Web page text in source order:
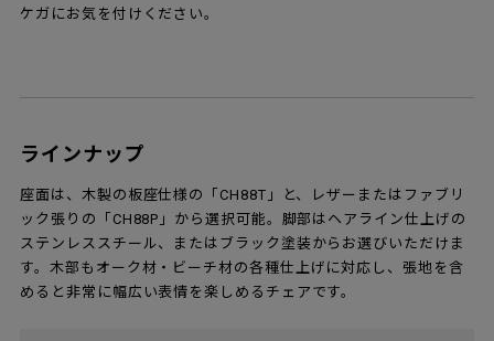
ケガにお気を付けください。
ラインナップ
座面は、木製の板座仕様の「CH88T」と、レザーまたはファブリ
ック張りの「CH88P」から選択可能。脚部はヘアライン仕上げの
ステンレススチール、またはブラック塗装からお選びいただけま
す。木部もオーク材・ビーチ材の各種仕上げに対応し、張地を含
めると非常に幅広い表情を楽しめるチェアです。